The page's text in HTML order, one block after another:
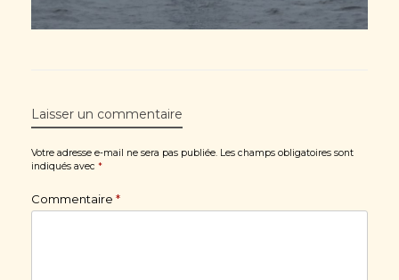
Laisser un commentaire
Votre adresse e-mail ne sera pas publiée. Les champs obligatoires sont
indiqués avec *
Commentaire *